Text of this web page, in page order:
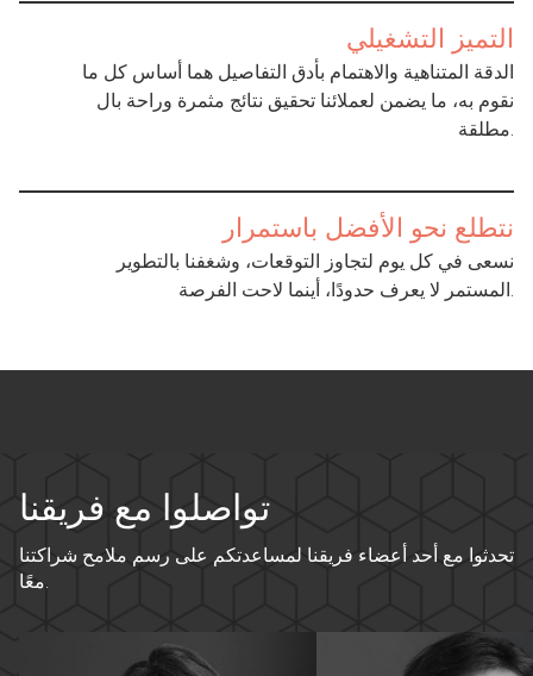
التميز التشغيلي
الدقة المتناهية والاهتمام بأدق التفاصيل هما أساس كل ما
نقوم به، ما يضمن لعملائنا تحقيق نتائج مثمرة وراحة بال
نتطلع نحو الأفضل باستمرار
نسعى في كل يوم لتجاوز التوقعات، وشغفنا بالتطوير
تواصلوا مع فريقنا
تحدثوا مع أحد أعضاء فريقنا لمساعدتكم على رسم ملامح شراكتنا